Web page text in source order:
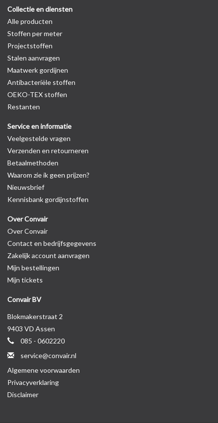
Collectie en diensten
Alle producten
Stoffen per meter
Projectstoffen
Stalen aanvragen
Maatwerk gordijnen
Antibacteriële stoffen
OEKO-TEX stoffen
Restanten
Service en informatie
Veelgestelde vragen
Verzenden en retourneren
Betaalmethoden
Waarom zie ik geen prijzen?
Nieuwsbrief
Kennisbank gordijnstoffen
Over Convair
Over Convair
Contact en bedrijfsgegevens
Zakelijk account aanvragen
Mijn bestellingen
Mijn tickets
Convair BV
Blokmakerstraat 2
9403 VD Assen
085 - 0602220
service@convair.nl
Algemene voorwaarden
Privacyverklaring
Disclaimer